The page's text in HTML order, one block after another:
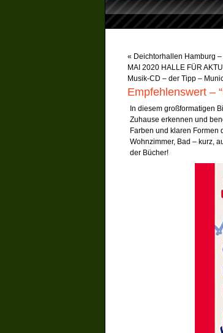
« Deichtorhallen Hamburg
MAI 2020 HALLE FÜR
Musik-CD – der Tipp –
Empfehlenswert –
In diesem großformatigen
Zuhause erkennen und
Farben und klaren Formen
Wohnzimmer, Bad – kurz,
der Bücher!